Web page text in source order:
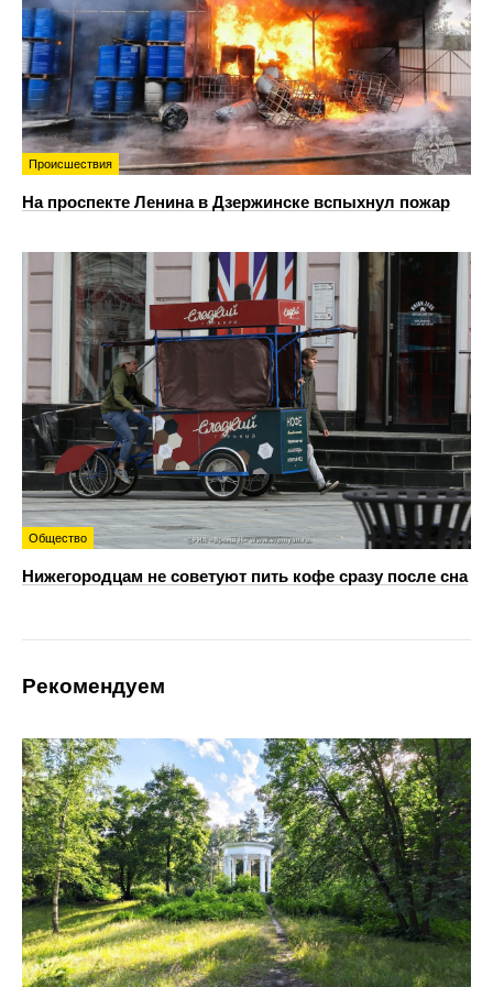
Происшествия
На проспекте Ленина в Дзержинске вспыхнул пожар
Общество
Нижегородцам не советуют пить кофе сразу после сна
Рекомендуем